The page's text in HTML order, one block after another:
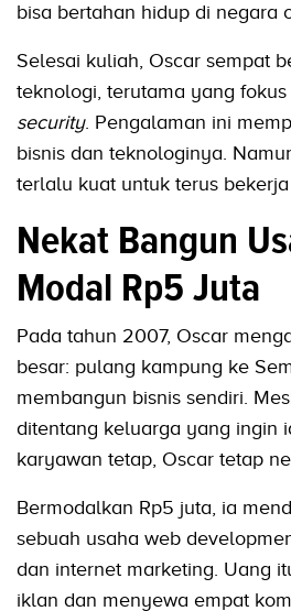
bisa bertahan hidup di negara
Selesai kuliah, Oscar sempat
teknologi, terutama yang fokus
security. Pengalaman ini
bisnis dan teknologinya.
terlalu kuat untuk terus
Nekat Bangun
Modal Rp5 Juta
Pada tahun 2007, Oscar
besar: pulang kampung ke
membangun bisnis sendiri.
ditentang keluarga yang ingin
karyawan tetap, Oscar tetap
Bermodalkan Rp5 juta, ia
sebuah usaha web
dan internet marketing. Uang
iklan dan menyewa empat